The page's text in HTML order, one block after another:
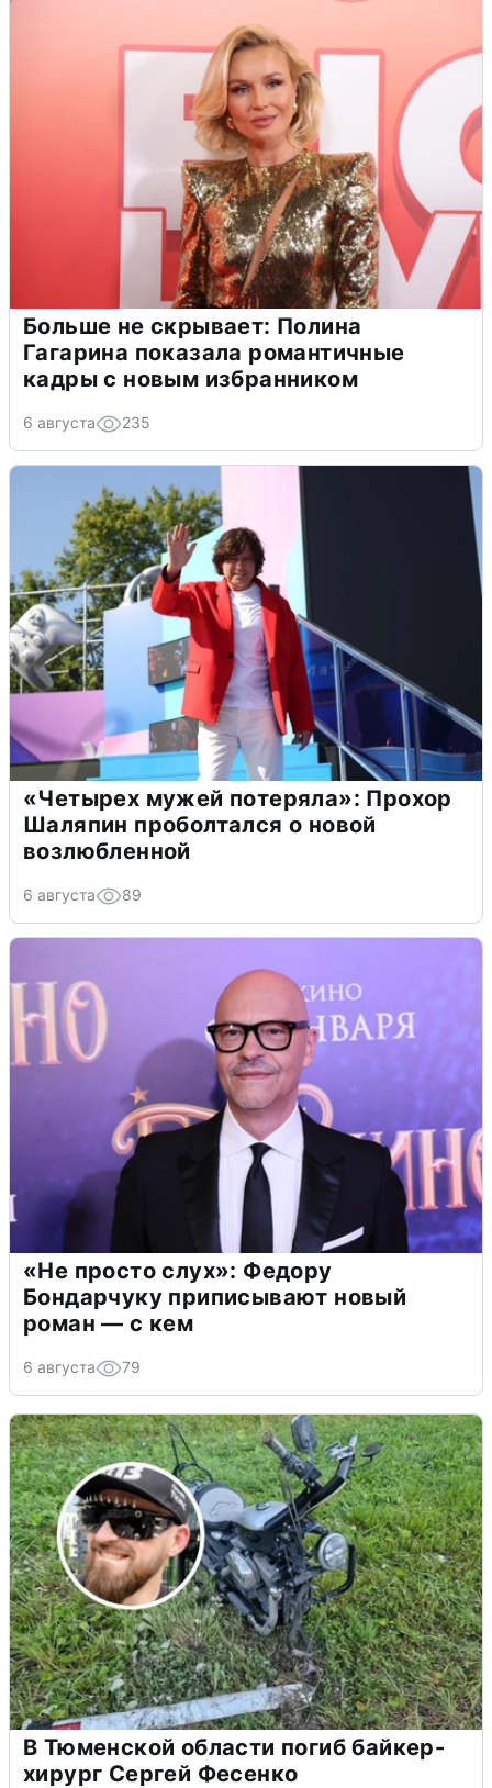
Больше не скрывает: Полина
Гагарина показала романтичные
кадры с новым избранником
6 августа 235
«Четырех мужей потеряла»: Прохор
Шаляпин проболтался о новой
возлюбленной
6 августа 89
«Не просто слух»: Федору
Бондарчуку приписывают новый
роман — с кем
6 августа 79
В Тюменской области погиб байкер-
хирург Сергей Фесенко